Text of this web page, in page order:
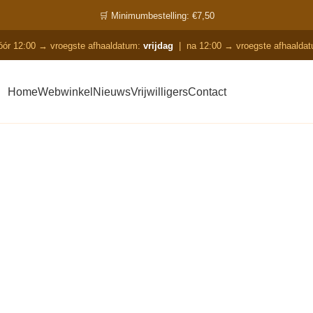
🛒 Minimumbestelling: €7,50
12:00 → vroegste afhaaldatum: vrijdag na 12:00 → vroegste
HomeWebwinkel NieuwsVrijwilligersContact